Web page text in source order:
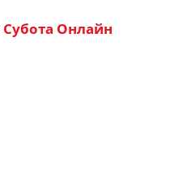
Субота Онлайн